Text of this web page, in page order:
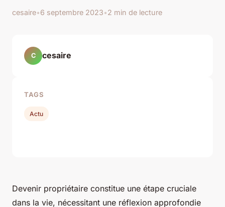
cesaire•6 septembre 2023•2 min de lecture
Devenir propriétaire constitue une étape cruciale
dans la vie, nécessitant une réflexion approfondie
C cesaire
TAGS
Actu